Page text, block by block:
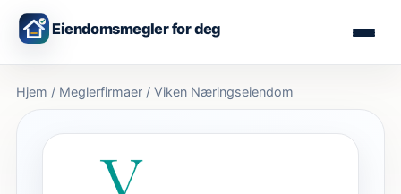
Eiendomsmegler for deg
Hjem / Meglerfirmaer / Viken Næringseiendom